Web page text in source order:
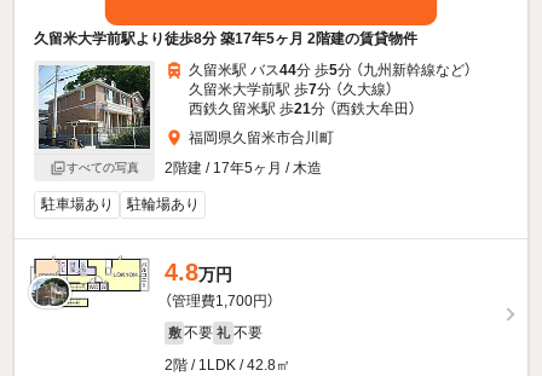
久留米大学前駅より徒歩8分 築17年5ヶ月 2階建の賃貸物件
すべての写真
久留米駅 バス44分 歩5分 （九州新幹線など）
久留米大学前駅 歩7分 （久大線）
西鉄久留米駅 歩21分 （西鉄大牟田）
福岡県久留米市合川町
2階建 / 17年5ヶ月 / 木造
駐車場あり 駐輪場あり
4.8万円
（管理費1,700円）
敷 不要 礼 不要
2階 / 1LDK / 42.8㎡